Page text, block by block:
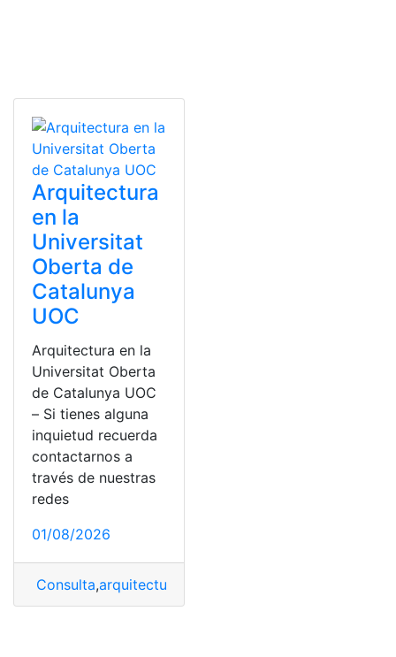
Arquitectura
en la
Universitat
Oberta de
Catalunya
UOC
Arquitectura en la
Universitat Oberta
de Catalunya UOC
– Si tienes alguna
inquietud recuerda
contactarnos a
través de nuestras
redes
01/08/2026
Consulta,arquitectura